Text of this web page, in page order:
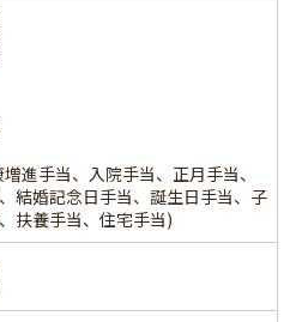
進手当、入院手当、正月手当、
結婚記念日手当、誕生日手当、子
扶養手当、住宅手当)